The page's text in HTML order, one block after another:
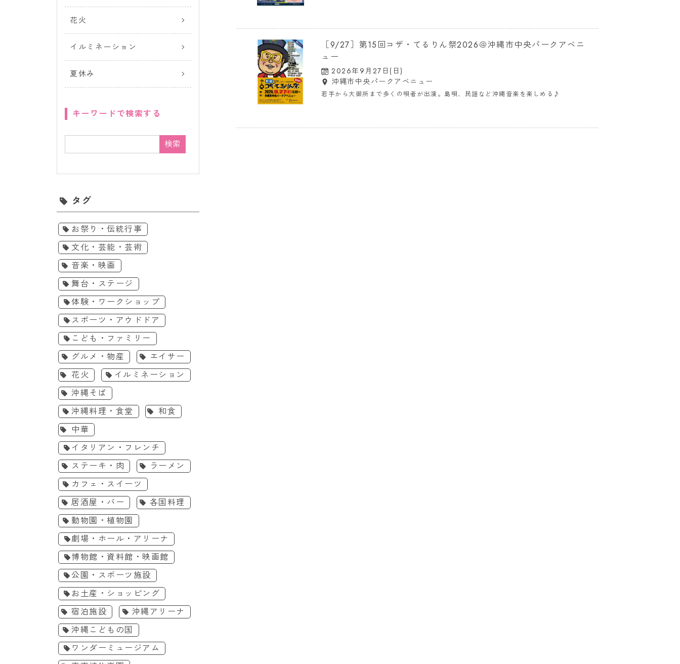
［9/27］第15回コザ・てるりん祭2026＠沖縄市中央パークアベニ
ュー
2026年9月27日(日)
沖縄市中央パークアベニュー
若手から大御所まで多くの唄者が出演。島唄、民謡など沖縄音楽を楽しめる♪
花火
イルミネーション
夏休み
キーワードで検索する
検索
タグ
お祭り・伝統行事
文化・芸能・芸術
音楽・映画
舞台・ステージ
体験・ワークショップ
スポーツ・アウドドア
こども・ファミリー
グルメ・物産
エイサー
花火
イルミネーション
沖縄そば
沖縄料理・食堂
和食
中華
イタリアン・フレンチ
ステーキ・肉
ラーメン
カフェ・スイーツ
居酒屋・バー
各国料理
動物園・植物園
劇場・ホール・アリーナ
博物館・資料館・映画館
公園・スポーツ施設
お土産・ショッピング
宿泊施設
沖縄アリーナ
沖縄こどもの国
ワンダーミュージアム